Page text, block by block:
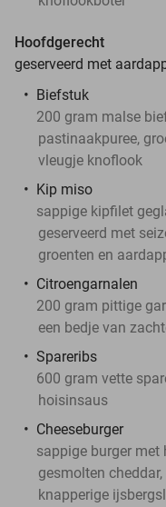
Hoofdgerecht
geserveerd met
Biefstuk
200 gram malse
pastinaakpuree,
vleugje knoflook
Kip miso
sappige kipfilet
geserveerd met
groenten en
Citroengarnalen
200 gram pittige
een bedje van
Spareribs
600 gram vette
hoisinsaus
Cheeseburger
sappige burger met
gesmolten
knapperige